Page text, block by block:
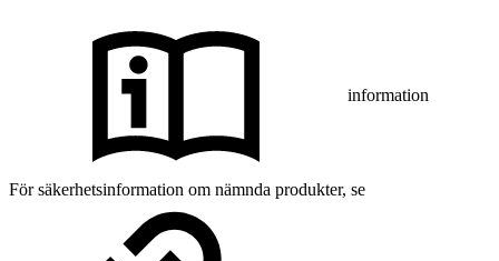
information
För säkerhetsinformation om nämnda produkter, se